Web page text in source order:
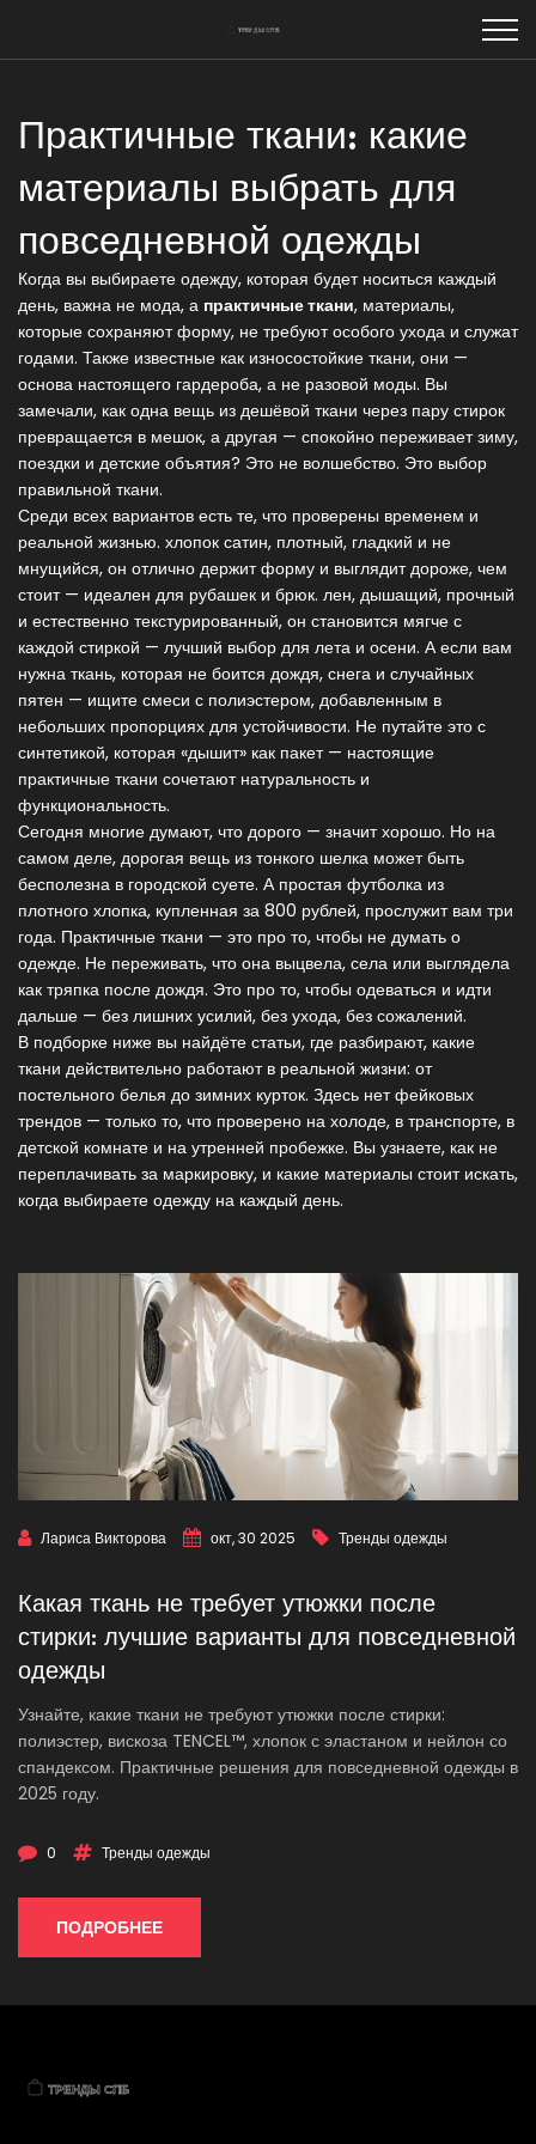
Практичные ткани: какие
материалы выбрать для
повседневной одежды
Когда вы выбираете одежду, которая будет носиться каждый
день, важна не мода, а практичные ткани, материалы,
которые сохраняют форму, не требуют особого ухода и служат
годами. Также известные как износостойкие ткани, они —
основа настоящего гардероба, а не разовой моды. Вы
замечали, как одна вещь из дешёвой ткани через пару стирок
превращается в мешок, а другая — спокойно переживает зиму,
поездки и детские объятия? Это не волшебство. Это выбор
правильной ткани.
Среди всех вариантов есть те, что проверены временем и
реальной жизнью. хлопок сатин, плотный, гладкий и не
мнущийся, он отлично держит форму и выглядит дороже, чем
стоит— идеален для рубашек и брюк. лен, дышащий, прочный
и естественно текстурированный, он становится мягче с
каждой стиркой — лучший выбор для лета и осени. А если вам
нужна ткань, которая не боится дождя, снега и случайных
пятен — ищите смеси с полиэстером, добавленным в
небольших пропорциях для устойчивости. Не путайте это с
синтетикой, которая «дышит» как пакет — настоящие
практичные ткани сочетают натуральность и
функциональность.
Сегодня многие думают, что дорого — значит хорошо. Но на
самом деле, дорогая вещь из тонкого шелка может быть
бесполезна в городской суете. А простая футболка из
плотного хлопка, купленная за 800 рублей, прослужит вам три
года. Практичные ткани — это про то, чтобы не думать о
одежде. Не переживать, что она выцвела, села или выглядела
как тряпка после дождя. Это про то, чтобы одеваться и идти
дальше — без лишних усилий, без ухода, без сожалений.
В подборке ниже вы найдёте статьи, где разбирают, какие
ткани действительно работают в реальной жизни: от
постельного белья до зимних курток. Здесь нет фейковых
трендов — только то, что проверено на холоде, в транспорте, в
детской комнате и на утренней пробежке. Вы узнаете, как не
переплачивать за маркировку, и какие материалы стоит искать,
когда выбираете одежду на каждый день.
Лариса Викторова окт, 30 2025 Тренды одежды
Какая ткань не требует утюжки после
стирки: лучшие варианты для повседневной
одежды
Узнайте, какие ткани не требуют утюжки после стирки:
полиэстер, вискоза TENCEL™, хлопок с эластаном и нейлон со
спандексом. Практичные решения для повседневной одежды в
2025 году.
0 Тренды одежды
ПОДРОБНЕЕ